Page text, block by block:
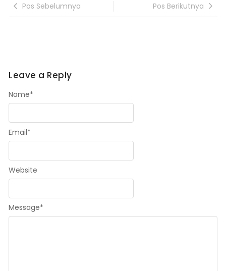
Pos Sebelumnya Pos Berikutnya
Leave a Reply
Message*
Name*
Email*
Website